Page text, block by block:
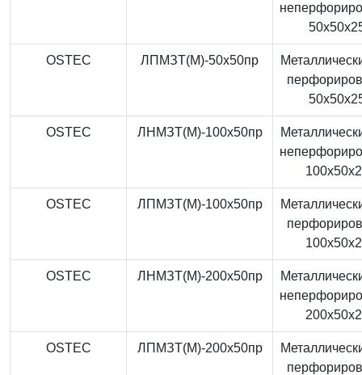
OSTEC ЛПМЗТ(М)-50x50пр
OSTEC ЛНМЗТ(М)-100x50пр
OSTEC ЛПМЗТ(М)-100x50пр
OSTEC ЛНМЗТ(М)-200x50пр
OSTEC ЛПМЗТ(М)-200x50пр